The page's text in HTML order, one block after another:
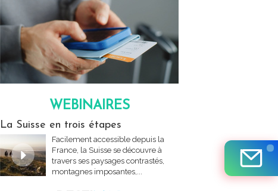
WEBINAIRES
La Suisse en trois étapes
Facilement accessible depuis la
France, la Suisse se découvre à
travers ses paysages contrastés,
montagnes imposantes,...